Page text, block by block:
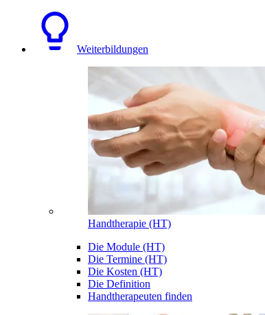
Weiterbildungen
Handtherapie (HT)
Die Module (HT)
Die Termine (HT)
Die Kosten (HT)
Die Definition
Handtherapeuten finden